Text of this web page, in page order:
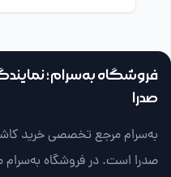
فروشگاه به‌سرام؛
صدرا
به‌سرام مرجع تخصصی خرید
صدرا است. در فروشگاه به‌سرام